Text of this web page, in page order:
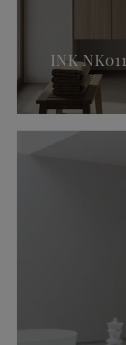
INK NK011